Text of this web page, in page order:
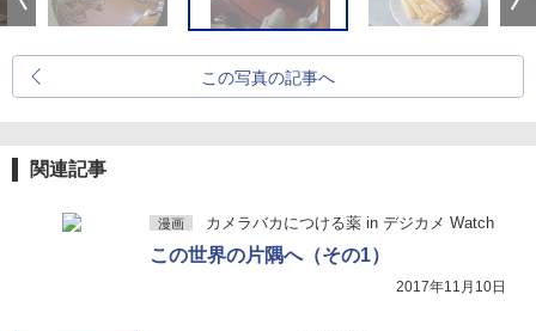
この写真の記事へ
関連記事
漫画 カメラバカにつける薬 in デジカメ Watch
この世界の片隅へ（その1）
2017年11月10日